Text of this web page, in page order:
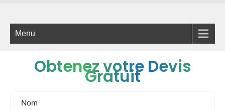
Menu
Obtenez votre Devis
Gratuit